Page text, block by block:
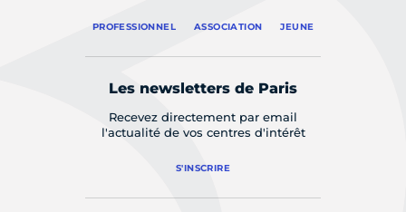
PROFESSIONNEL ASSOCIATION JEUNE
Les newsletters de Paris
Recevez directement par email
l'actualité de vos centres d'intérêt
S'INSCRIRE